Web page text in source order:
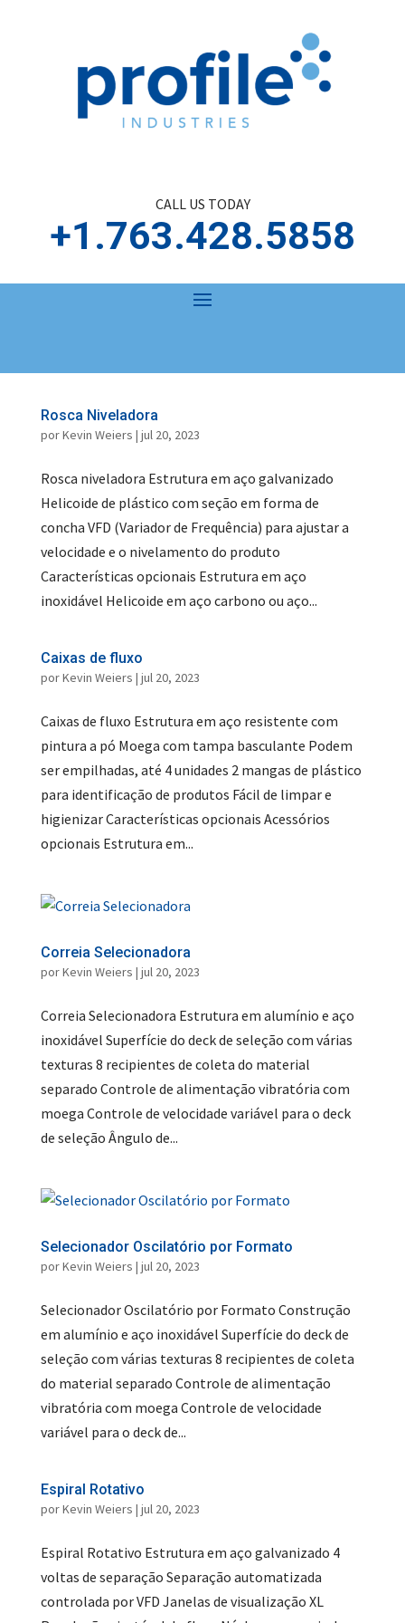
CALL US TODAY
+1.763.428.5858
Rosca Niveladora
porKevin Weiers | jul 20, 2023
Rosca niveladora Estrutura em aço galvanizado
Helicoide de plástico com seção em forma de
concha VFD (Variador de Frequência) para ajustar a
velocidade e o nivelamento do produto
Características opcionais Estrutura em aço
inoxidável Helicoide em aço carbono ou aço...
Caixas de fluxo
porKevin Weiers | jul 20, 2023
Caixas de fluxo Estrutura em aço resistente com
pintura a pó Moega com tampa basculante Podem
ser empilhadas, até 4 unidades 2 mangas de plástico
para identificação de produtos Fácil de limpar e
higienizar Características opcionais Acessórios
opcionais Estrutura em...
Correia Selecionadora
porKevin Weiers | jul 20, 2023
Correia Selecionadora Estrutura em alumínio e aço
inoxidável Superfície do deck de seleção com várias
texturas 8 recipientes de coleta do material
separado Controle de alimentação vibratória com
moega Controle de velocidade variável para o deck
de seleção Ângulo de...
Selecionador Oscilatório por Formato
porKevin Weiers | jul 20, 2023
Selecionador Oscilatório por Formato Construção
em alumínio e aço inoxidável Superfície do deck de
seleção com várias texturas 8 recipientes de coleta
do material separado Controle de alimentação
vibratória com moega Controle de velocidade
variável para o deck de...
Espiral Rotativo
porKevin Weiers | jul 20, 2023
Espiral Rotativo Estrutura em aço galvanizado 4
voltas de separação Separação automatizada
controlada por VFD Janelas de visualização XL